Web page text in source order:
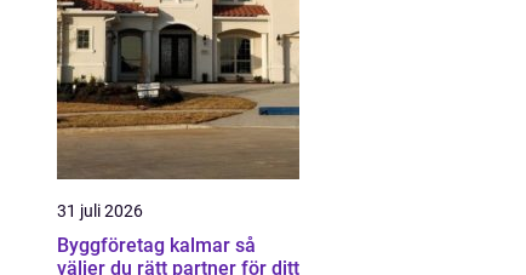
31 juli 2026
Byggföretag kalmar så
väljer du rätt partner för ditt